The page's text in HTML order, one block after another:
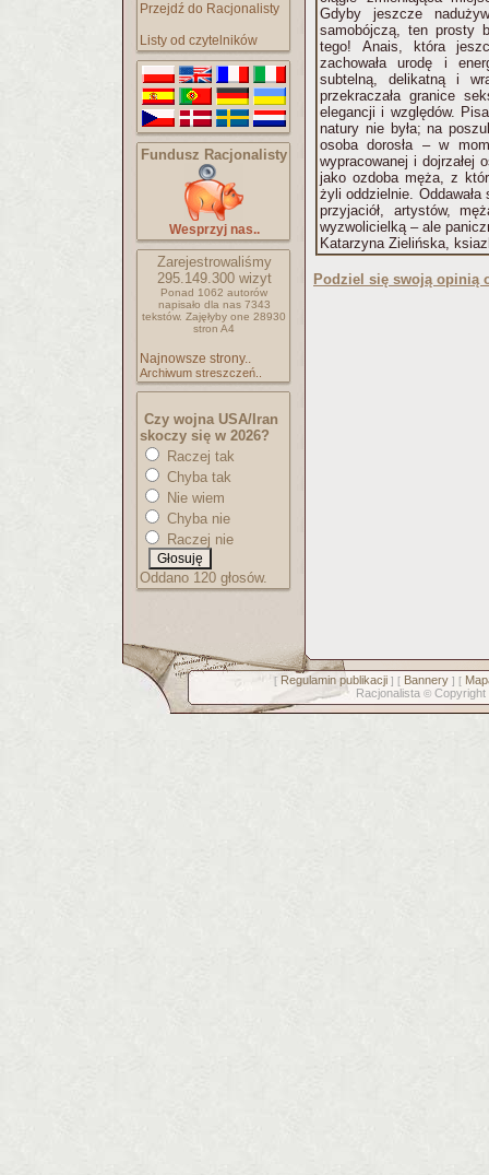
Przejdź do Racjonalisty
Listy od czytelników
Fundusz Racjonalisty
Wesprzyj nas..
Zarejestrowaliśmy
295.149.300wizyt
Ponad 1062 autorów
napisało dla nas 7343
tekstów. Zajęłyby one 28930
stron A4
Najnowsze strony..
Archiwum streszczeń..
Czy wojna USA/Iran
skoczy się w 2026?
Raczej tak
Chyba tak
Nie wiem
Chyba nie
Raczej nie
Oddano 120 głosów.
Gdyby jeszcze
samobójczą, ten prosty
tego! Anais, która
zachowała urodę i
subtelną, delikatną i
przekraczała granice
elegancji i względów.
natury nie była; na
osoba dorosła – w
wypracowanej i dojrzałej
jako ozdoba męża, z
żyli oddzielnie. Oddawała
przyjaciół, artystów,
wyzwolicielką – ale
Katarzyna Zielińska,
Podziel się swoją opinią
[ Regulamin publikacji] [ Bannery] [
Racjonalista © Copyright